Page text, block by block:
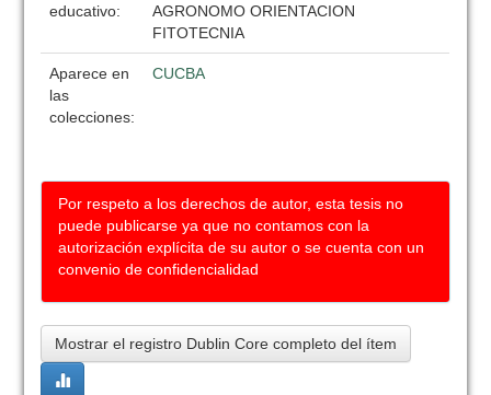
educativo:
AGRONOMO ORIENTACION
FITOTECNIA
Aparece en
las
colecciones:
CUCBA
Por respeto a los derechos de autor, esta tesis no
puede publicarse ya que no contamos con la
autorización explícita de su autor o se cuenta con un
convenio de confidencialidad
Mostrar el registro Dublin Core completo del ítem